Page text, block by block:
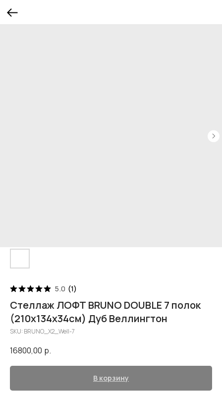
5.0 (1)
Стеллаж ЛОФТ BRUNO DOUBLE 7 полок
(210х134х34см) Дуб Веллингтон
SKU: BRUNO_X2_Well-7
16800,00 р.
В корзину